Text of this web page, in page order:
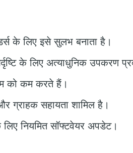
के लिए इसे सुलभ बनाता है।
के लिए अत्याधुनिक उपकरण
को कम करते हैं।
ग्राहक सहायता शामिल है।
लिए नियमित सॉफ्टवेयर अपडेट।